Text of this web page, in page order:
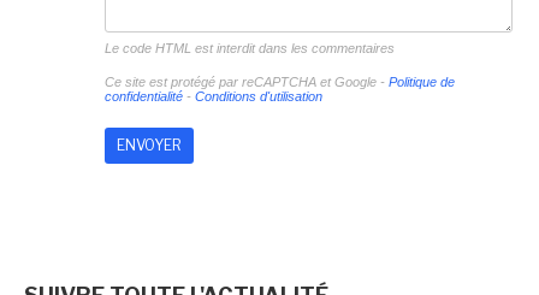
Le code HTML est interdit dans les commentaires
Ce site est protégé par reCAPTCHA et Google - Politique de
confidentialité- Conditions d'utilisation